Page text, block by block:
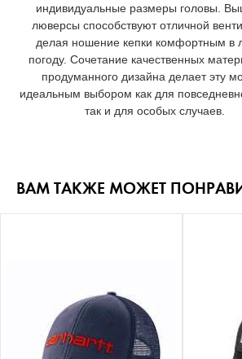
индивидуальные размеры головы.
люверсы способствуют отличной
делая ношение кепки комфортным в
погоду. Сочетание качественных
продуманного дизайна делает эту
идеальным выбором как для
так и для особых случаев.
ВАМ ТАКЖЕ МОЖЕТ